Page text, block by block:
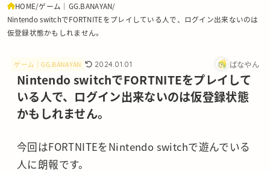
HOME ゲーム｜GG.BANAYAN
Nintendo switchでFORTNITEをプレイしている人で、ログイン出来ないのは
仮登録状態かもしれません。
ゲーム｜GG.BANAYAN 2024.01.01 ばなやん
Nintendo switchでFORTNITEをプレイして
いる人で、ログイン出来ないのは仮登録状態
かもしれません。
今回はFORTNITEをNintendo switchで遊んでいる
人に朗報です。